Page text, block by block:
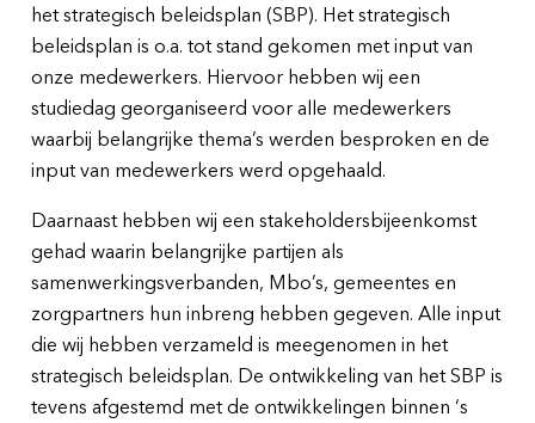
het strategisch beleidsplan (SBP). Het strategisch
beleidsplan is o.a. tot stand gekomen met input van
onze medewerkers. Hiervoor hebben wij een
studiedag georganiseerd voor alle medewerkers
waarbij belangrijke thema’s werden besproken en de
input van medewerkers werd opgehaald.
Daarnaast hebben wij een stakeholdersbijeenkomst
gehad waarin belangrijke partijen als
samenwerkingsverbanden, Mbo’s, gemeentes en
zorgpartners hun inbreng hebben gegeven. Alle input
die wij hebben verzameld is meegenomen in het
strategisch beleidsplan. De ontwikkeling van het SBP is
tevens afgestemd met de ontwikkelingen binnen ‘s